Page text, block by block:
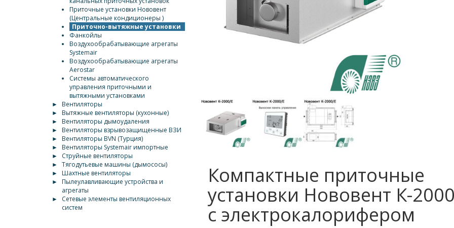
Приточные установки Нововент
(Центральные кондиционеры )
Приточно-вытяжные установки
Фанкойлы
Воздухообрабатывающие агрегаты
Systemair
Воздухообрабатывающие агрегаты
Aerostar
Системы автоматического
управления приточными и
вытяжными установками
►
Вентиляторы
►
Вытяжные вентиляторы (кухонные)
►
Вентиляторы дымоудаления
►
Вентиляторы взрывозащищенные ВЗИ
►
Вентиляторы BVN (Турция)
►
Вентиляторы Systemair импортные
►
Струйные вентиляторы
► Тягодутьевые машины (дымососы)
►
Шахтные вентиляторы
►
Пылеулавливающие устройства и
агрегаты
►
Сетевые элементы вентиляционных
систем
Компактные приточные
установки Нововент К-
с электрокалорифером